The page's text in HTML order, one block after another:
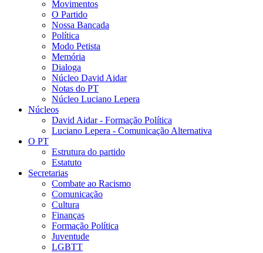
Movimentos
O Partido
Nossa Bancada
Política
Modo Petista
Memória
Dialoga
Núcleo David Aidar
Notas do PT
Núcleo Luciano Lepera
Núcleos
David Aidar - Formação Política
Luciano Lepera - Comunicação Alternativa
O PT
Estrutura do partido
Estatuto
Secretarias
Combate ao Racismo
Comunicação
Cultura
Finanças
Formação Política
Juventude
LGBTT